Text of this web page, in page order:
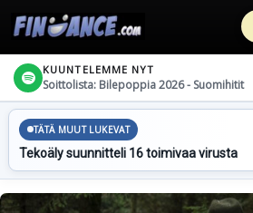
KUUNTELEMME NYT
Soittolista: Bilepoppia 2026 - Suomihitit
TÄTÄ MUUT LUKEVAT
Tekoäly suunnitteli 16 toimivaa virusta